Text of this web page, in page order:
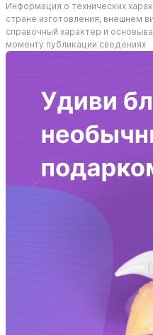
Информация о технических
стране изготовления, внешнем
справочный характер и
моменту публикации сведениях